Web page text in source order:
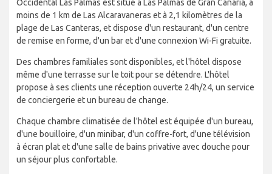
Occidental Las Palmas est situé à Las Palmas de Gran Canaria, à
moins de 1 km de Las Alcaravaneras et à 2,1 kilomètres de la
plage de Las Canteras, et dispose d'un restaurant, d'un centre
de remise en forme, d'un bar et d'une connexion Wi-Fi gratuite.
Des chambres familiales sont disponibles, et l'hôtel dispose
même d'une terrasse sur le toit pour se détendre. L'hôtel
propose à ses clients une réception ouverte 24h/24, un service
de conciergerie et un bureau de change.
Chaque chambre climatisée de l'hôtel est équipée d'un bureau,
d'une bouilloire, d'un minibar, d'un coffre-fort, d'une télévision
à écran plat et d'une salle de bains privative avec douche pour
un séjour plus confortable.